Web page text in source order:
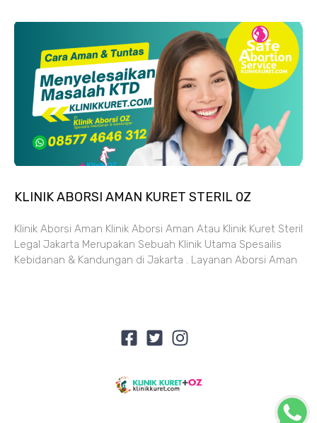
KLINIK ABORSI AMAN KURET STERIL 0Z
Klinik Aborsi Aman Klinik Aborsi Aman Atau Klinik Kuret Steril
Legal Jakarta Merupakan Sebuah Klinik Utama Spesailis
Kebidanan & Kandungan di Jakarta . Layanan Aborsi Aman